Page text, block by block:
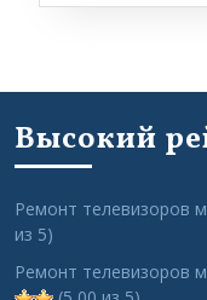
Высокий
Ремонт телевизоров
из 5)
Ремонт телевизоров